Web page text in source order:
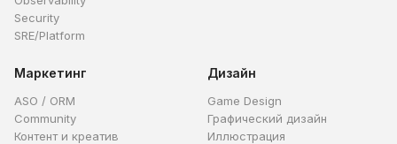
Security
SRE/Platform
Маркетинг
ASO / ORM
Community
Контент и креатив
Дизайн
Game Design
Графический дизайн
Иллюстрация